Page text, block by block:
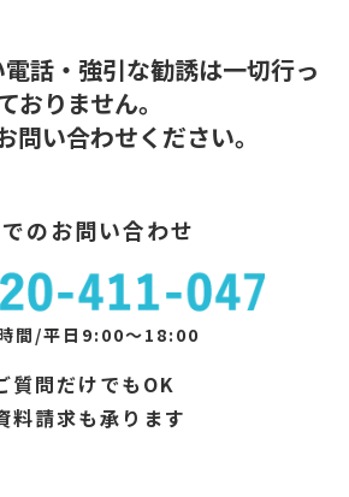
話・強引な勧誘は一切行っ
おりません。
問い合わせください。
のお問い合わせ
間/平日9:00～18:00
質問だけでもOK
料請求も承ります